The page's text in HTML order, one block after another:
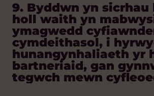
9. Byddwn yn sicrhau
holl waith yn
ymagwedd
cymdeithasol, i
hunangynhaliaeth yr
bartneriaid, gan
tegwch mewn